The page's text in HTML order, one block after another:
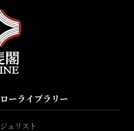
ローライブラリー
ジュリスト